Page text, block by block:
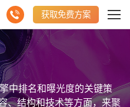
获取免费方案
中排名和曝光度的关键策
、结构和技术等方面，来聚